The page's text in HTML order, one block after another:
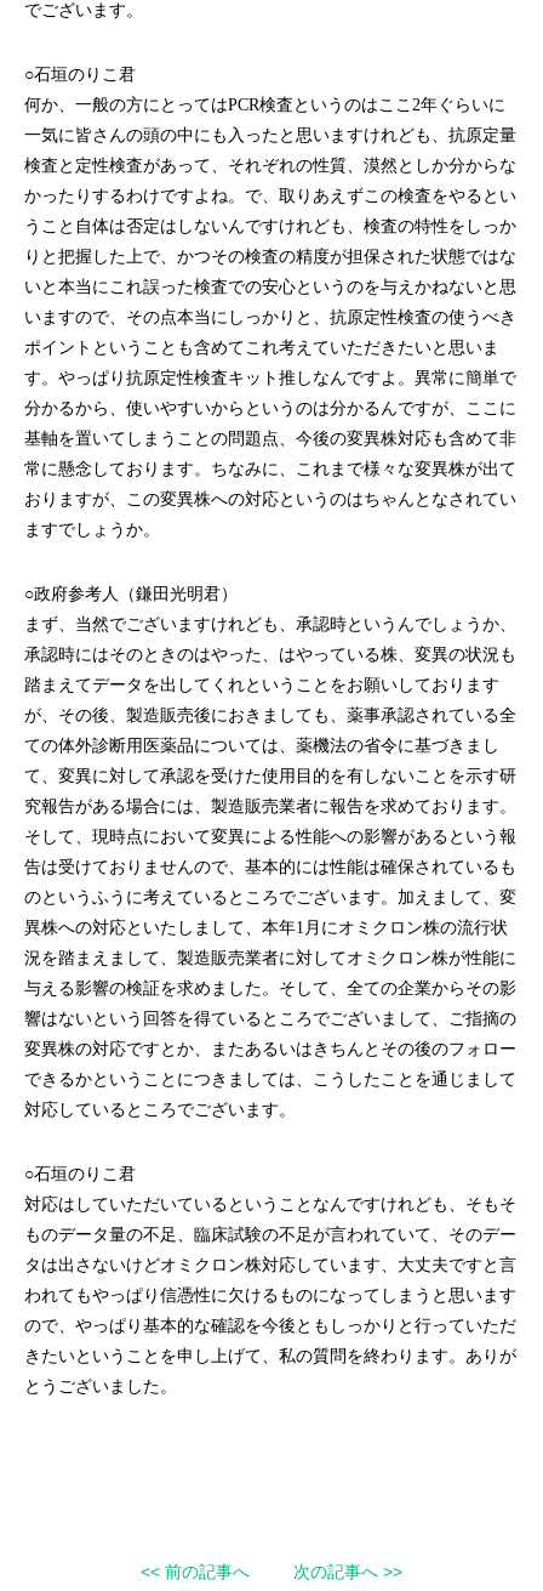
でございます。
○石垣のりこ君
何か、一般の方にとってはPCR検査というのはここ2年ぐらいに
一気に皆さんの頭の中にも入ったと思いますけれども、抗原定量
検査と定性検査があって、それぞれの性質、漠然としか分からな
かったりするわけですよね。で、取りあえずこの検査をやるとい
うこと自体は否定はしないんですけれども、検査の特性をしっか
りと把握した上で、かつその検査の精度が担保された状態ではな
いと本当にこれ誤った検査での安心というのを与えかねないと思
いますので、その点本当にしっかりと、抗原定性検査の使うべき
ポイントということも含めてこれ考えていただきたいと思いま
す。やっぱり抗原定性検査キット推しなんですよ。異常に簡単で
分かるから、使いやすいからというのは分かるんですが、ここに
基軸を置いてしまうことの問題点、今後の変異株対応も含めて非
常に懸念しております。ちなみに、これまで様々な変異株が出て
おりますが、この変異株への対応というのはちゃんとなされてい
ますでしょうか。
○政府参考人（鎌田光明君）
まず、当然でございますけれども、承認時というんでしょうか、
承認時にはそのときのはやった、はやっている株、変異の状況も
踏まえてデータを出してくれということをお願いしております
が、その後、製造販売後におきましても、薬事承認されている全
ての体外診断用医薬品については、薬機法の省令に基づきまし
て、変異に対して承認を受けた使用目的を有しないことを示す研
究報告がある場合には、製造販売業者に報告を求めております。
そして、現時点において変異による性能への影響があるという報
告は受けておりませんので、基本的には性能は確保されているも
のというふうに考えているところでございます。加えまして、変
異株への対応といたしまして、本年1月にオミクロン株の流行状
況を踏まえまして、製造販売業者に対してオミクロン株が性能に
与える影響の検証を求めました。そして、全ての企業からその影
響はないという回答を得ているところでございまして、ご指摘の
変異株の対応ですとか、またあるいはきちんとその後のフォロー
できるかということにつきましては、こうしたことを通じまして
対応しているところでございます。
○石垣のりこ君
対応はしていただいているということなんですけれども、そもそ
ものデータ量の不足、臨床試験の不足が言われていて、そのデー
タは出さないけどオミクロン株対応しています、大丈夫ですと言
われてもやっぱり信憑性に欠けるものになってしまうと思います
ので、やっぱり基本的な確認を今後ともしっかりと行っていただ
きたいということを申し上げて、私の質問を終わります。ありが
とうございました。
<< 前の記事へ 次の記事へ >>